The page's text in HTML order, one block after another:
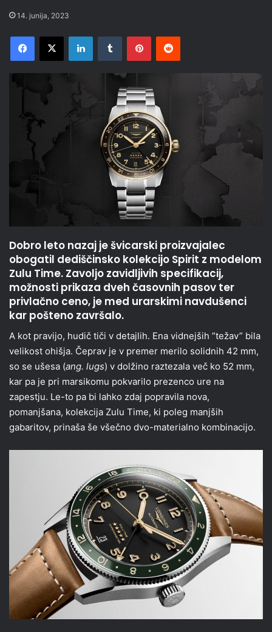
14. junija, 2023
Facebook
X LinkedInTumblr PinterestReddit
Dobro leto nazaj je švicarski proizvajalec
obogatil dediščinsko kolekcijo Spirit z modelom
Zulu Time. Zavoljo zavidljivih specifikacij,
možnosti prikaza dveh časovnih pasov ter
privlačno ceno, je med urarskimi navdušenci
kar pošteno završalo.
A kot pravijo, hudič tiči v detajlih. Ena vidnejših ”težav” bila
velikost ohišja. Čeprav je v premer merilo solidnih 42 mm,
so se ušesa (ang. lugs) v dolžino raztezala več ko 52 mm,
kar pa je pri marsikomu pokvarilo prezenco ure na
zapestju. Le-to pa bi lahko zdaj popravila nova,
pomanjšana, kolekcija Zulu Time, ki poleg manjših
gabaritov, prinaša še všečno dvo-materialno kombinacijo.